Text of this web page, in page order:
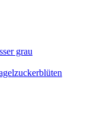
grau